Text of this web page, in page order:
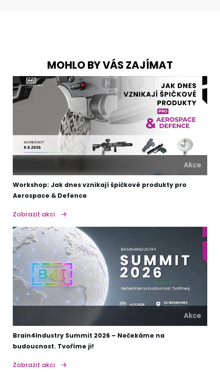
MOHLO BY VÁS ZAJÍMAT
Akce
Workshop: Jak dnes vznikají špičkové produkty pro
Aerospace & Defence
Zobrazit akci
Akce
Brain4Industry Summit 2026 – Nečekáme na
budoucnost. Tvoříme ji!
Zobrazit akci